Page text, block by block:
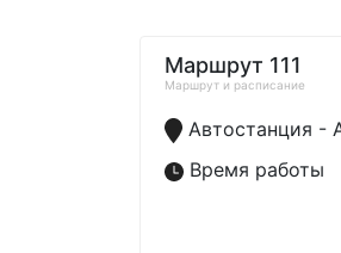
Маршрут 111
Маршрут и расписание
Автостанция -
Время работы